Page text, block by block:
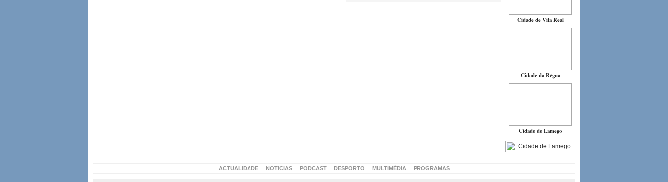
Cidade de Vila Real
Cidade da Régua
Cidade de Lamego
ACTUALIDADE NOTICIAS PODCAST DESPORTO MULTIMÉDIA PROGRAMAS